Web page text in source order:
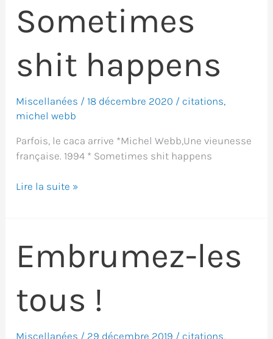
Sometimes
shit happens
Miscellanées /18 décembre 2020 / citations,
michel webb
Parfois, le caca arrive *Michel Webb,Une vieunesse
française. 1994 * Sometimes shit happens
Sometimes
Lire la suite »
Embrumez-les
tous !
Miscellanées / 29 décembre 2019 / citations,